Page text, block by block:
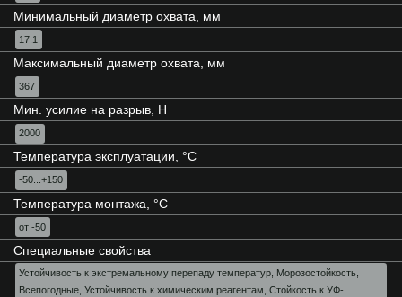
Минимальный диаметр охвата, мм
17.1
Максимальный диаметр охвата, мм
367
Мин. усилие на разрыв, Н
2000
Температура эксплуатации, °C
-50...+150
Температура монтажа, °C
от -50
Специальные свойства
Устойчивость к экстремальному перепаду температур, Морозостойкость,
Всепогодные, Устойчивость к химическим реагентам, Стойкость к УФ-